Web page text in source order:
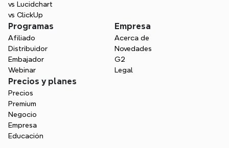
vs Lucidchart
vs ClickUp
Programas
Afiliado
Distribuidor
Embajador
Webinar
Empresa
Acerca de
Novedades
G2
Legal
Precios y planes
Precios
Premium
Negocio
Empresa
Educación